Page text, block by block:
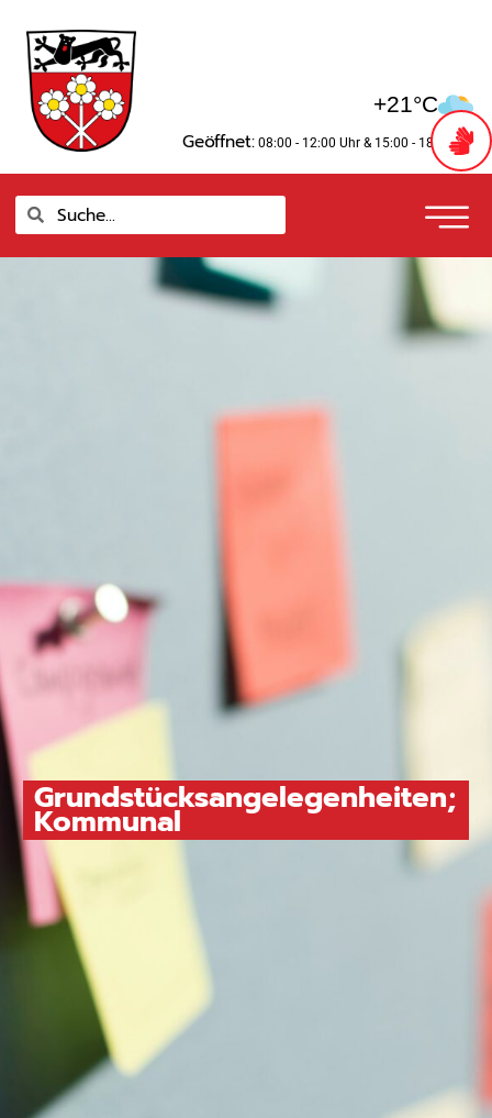
Inhalt
springen
+21°C
Geöffnet: 08:00 - 12:00 Uhr & 15:00 - 18:00 Uhr
SucheSuche
Grundstücksangelegenheiten;
Kommunal